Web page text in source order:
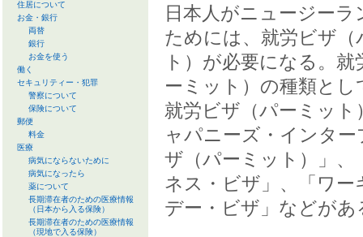
住居について
お金・銀行
両替
銀行
お金を使う
働く
セキュリティー・犯罪
警察について
保険について
郵便
料金
医療
病気にならないために
病気になったら
薬について
長期滞在者のための医療情報
（日本から入る保険）
長期滞在者のための医療情報
（現地で入る保険）
日本人がニュージーラ
ためには、就労ビザ（
ト）が必要になる。就
ーミット）の種類とし
就労ビザ（パーミット
ャパニーズ・インタ
ザ（パーミット）」、
ネス・ビザ」、「ワー
デー・ビザ」などがあ